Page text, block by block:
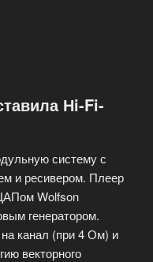
Нi-Fi-
систему с
и ресивером. Плеер
Wolfson
генератором.
канал (при 4 Ом) и
векторного